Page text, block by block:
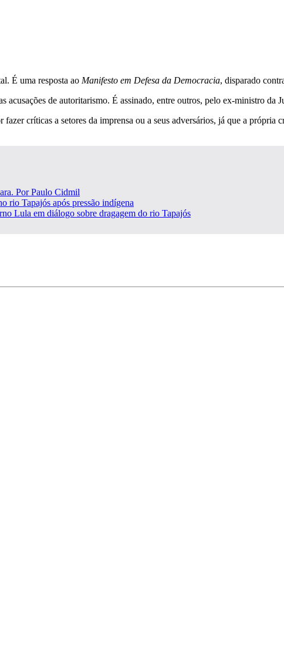
É uma resposta ao Manifesto em Defesa da Democracia, disparado
acusações de autoritarismo. É assinado, entre outros, pelo ex-ministro
críticas a setores da imprensa ou a seus adversários, já que a
Por Paulo Cidmil
rio Tapajós após pressão indígena
Lula em diálogo sobre dragagem do rio Tapajós